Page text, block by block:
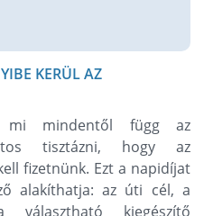
KERÜL AZ
mi mindentől függ az
tisztázni, hogy az
fizetnünk. Ezt a napidíjat
alakíthatja: az úti cél, a
kiegészítő